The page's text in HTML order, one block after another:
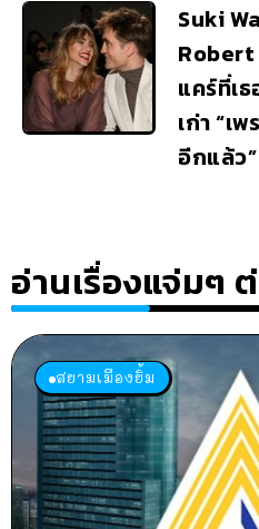
Suki
Robert
แคร์ที่เ
เก่า “เ
อีกแล้ว”
อ่านเรื่องแจ่มๆ
สยามเมืองยิ้ม